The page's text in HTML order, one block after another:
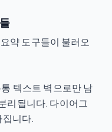
약 도구들이 불러오
텍스트 벽으로만 남
리됩니다. 다이어그
집니다.